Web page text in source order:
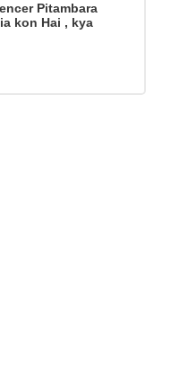
Pitambara
kon Hai , kya